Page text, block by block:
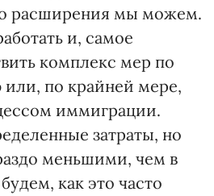
расширения мы можем.
и, самое
комплекс мер по
по крайней мере,
иммиграции.
затраты, но
меньшими, чем в
как это часто